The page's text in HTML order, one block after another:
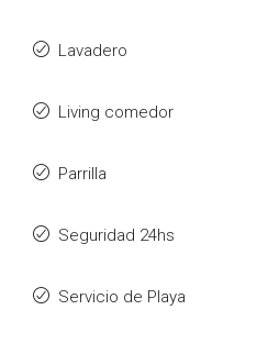
Lavadero
Living comedor
Parrilla
Seguridad 24hs
Servicio de Playa